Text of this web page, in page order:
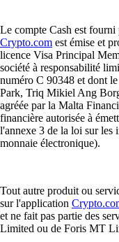
Le compte Cash est
Crypto.com est émise et
licence Visa Principal
société à responsabilité
numéro C 90348 et dont
Park, Triq Mikiel Ang
agréée par la Malta
financière autorisée à
l'annexe 3 de la loi sur les
monnaie électronique).
Tout autre produit ou
sur l'application
et ne fait pas partie des
Limited ou de Foris MT